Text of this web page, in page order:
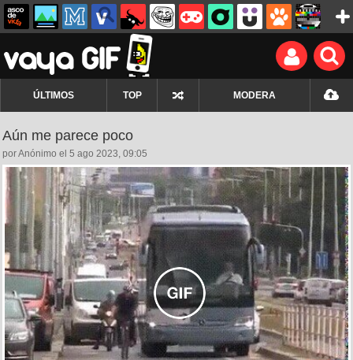
ÚLTIMOS TOP MODERA
Aún me parece poco
por Anónimo el 5 ago 2023, 09:05